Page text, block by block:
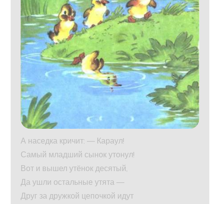
А наседка кричит: — Караул!
Самый младший сынок утонул!
Вот и вышел утёнок десятый,
Да ушли остальные утята —
Друг за дружкой цепочкой идут